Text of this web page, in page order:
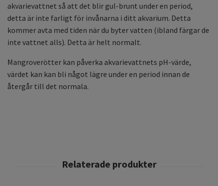
akvarievattnet så att det blir gul-brunt under en period,
detta är inte farligt för invånarna i ditt akvarium. Detta
kommer avta med tiden när du byter vatten (ibland färgar de
inte vattnet alls). Detta är helt normalt.
Mangroverötter kan påverka akvarievattnets pH-värde,
värdet kan kan bli något lägre under en period innan de
återgår till det normala.